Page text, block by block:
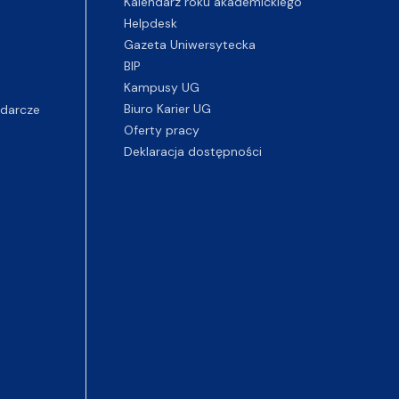
Helpdesk
Gazeta Uniwersytecka
BIP
Kampusy UG
Biuro Karier UG
Oferty pracy
Deklaracja dostępności